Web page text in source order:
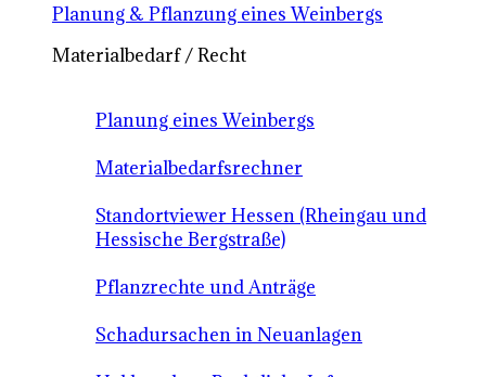
Planung & Pflanzung eines Weinbergs
Materialbedarf / Recht
Planung eines Weinbergs
Materialbedarfsrechner
Standortviewer Hessen (Rheingau und
Hessische Bergstraße)
Pflanzrechte und Anträge
Schadursachen in Neuanlagen